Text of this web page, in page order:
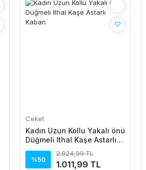
Ceket
Kadın Uzun Kollu Yakalı önü
Düğmeli Ithal Kaşe Astarlı
Kaban
%50
2.024,99 TL
1.011,99 TL